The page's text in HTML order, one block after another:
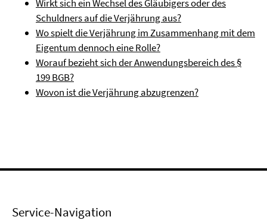
Wirkt sich ein Wechsel des Gläubigers oder des
Schuldners auf die Verjährung aus?
Wo spielt die Verjährung im Zusammenhang mit dem
Eigentum dennoch eine Rolle?
Worauf bezieht sich der Anwendungsbereich des §
199 BGB?
Wovon ist die Verjährung abzugrenzen?
Service-Navigation